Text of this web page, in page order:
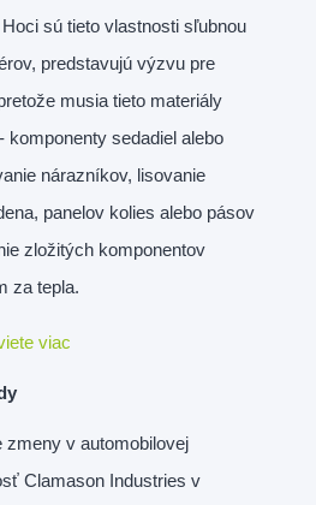
sú tieto vlastnosti sľubnou
predstavujú výzvu pre
musia tieto materiály
sedadiel alebo
nárazníkov, lisovanie
panelov kolies alebo pásov
zložitých komponentov
za tepla.
viac
zmeny v automobilovej
Clamason Industries v